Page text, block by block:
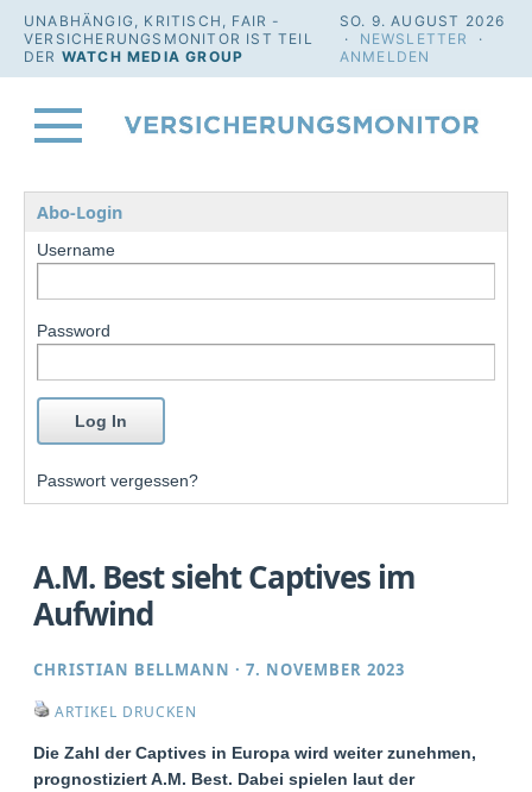
UNABHÄNGIG, KRITISCH, FAIR -
VERSICHERUNGSMONITOR IST TEIL
DER WATCH MEDIA GROUP
SO. 9. AUGUST 2026
· NEWSLETTER
·
ANMELDEN
Abo-Login
Username
Password
Passwort vergessen?
A.M. Best sieht Captives im
Aufwind
CHRISTIAN BELLMANN ·7. NOVEMBER 2023
ARTIKEL DRUCKEN
Die Zahl der Captives in Europa wird weiter zunehmen,
prognostiziert A.M. Best. Dabei spielen laut der